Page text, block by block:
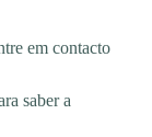
em contacto
saber a